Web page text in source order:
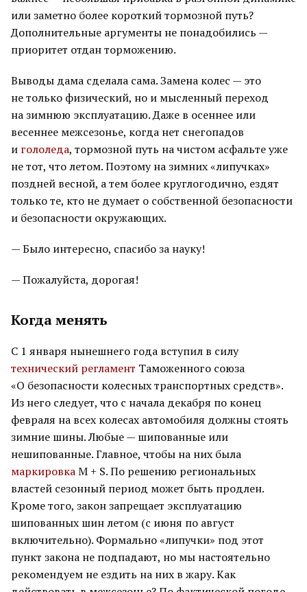
или заметно более короткий тормозной путь?
Дополнительные аргументы не понадобились —
приоритет отдан торможению.
Выводы дама сделала сама. Замена колес — это
не только физический, но и мысленный переход
на зимнюю эксплуатацию. Даже в осеннее или
весеннее межсезонье, когда нет снегопадов
и гололеда, тормозной путь на чистом асфальте уже
не тот, что летом. Поэтому на зимних «липучках»
поздней весной, а тем более круглогодично, ездят
только те, кто не думает о собственной безопасности
и безопасности окружающих.
— Было интересно, спасибо за науку!
— Пожалуйста, дорогая!
Когда менять
С 1 января нынешнего года вступил в силу
технический регламент Таможенного союза
«О безопасности колесных транспортных средств».
Из него следует, что с начала декабря по конец
февраля на всех колесах автомобиля должны стоять
зимние шины. Любые — шипованные или
нешипованные. Главное, чтобы на них была
маркировкаМ + S. По решению региональных
властей сезонный период может быть продлен.
Кроме того, закон запрещает эксплуатацию
шипованных шин летом (с июня по август
включительно). Формально «липучки» под этот
пункт закона не подпадают, но мы настоятельно
рекомендуем не ездить на них в жару. Как